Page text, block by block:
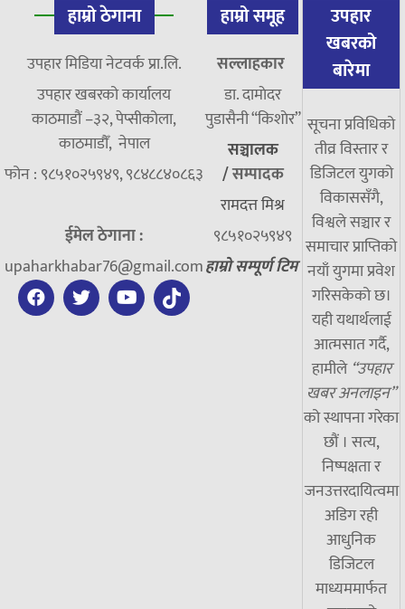
हाम्रो ठेगाना
उपहार मिडिया नेटवर्क प्रा.लि.
उपहार खबरको कार्यालय
काठमाडौं –३२, पेप्सीकोला,
काठमाडौँ, नेपाल
फोन : ९८५१०२५९४९, ९८४८८४०८६३
ईमेल ठेगाना :
upaharkhabar76@gmail.com
हाम्रो समूह
सल्लाहकार
डा. दामाेदर
पुडासैनी “किशाेर”
सञ्चालक
/सम्पादक
रामदत्त मिश्र
९८५१०२५९४९
हाम्रो सम्पूर्ण टिम
उपहार
खबरको
बारेमा
सूचना प्रविधिको
तीव्र विस्तार र
डिजिटल युगको
विकाससँगै,
विश्वले सञ्चार र
समाचार प्राप्तिको
नयाँ युगमा प्रवेश
गरिसकेको छ।
यही यथार्थलाई
आत्मसात गर्दै,
हामीले “उपहार
खबर अनलाइन”
को स्थापना गरेका
छौं । सत्य,
निष्पक्षता र
जनउत्तरदायित्वमा
अडिग रही
आधुनिक
डिजिटल
माध्यममार्फत